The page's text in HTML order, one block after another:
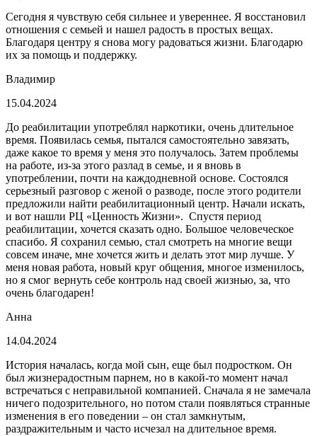
Сегодня я чувствую себя сильнее и увереннее. Я восстановил
отношения с семьей и нашел радость в простых вещах.
Благодаря центру я снова могу радоваться жизни. Благодарю
их за помощь и поддержку.
Владимир
15.04.2024
До реабилитации употреблял наркотики, очень длительное
время. Появилась семья, пытался самостоятельно завязать,
даже какое то время у меня это получалось. Затем проблемы
на работе, из-за этого разлад в семье, и я вновь в
употреблении, почти на каждодневной основе. Состоялся
серьезный разговор с женой о разводе, после этого родители
предложили найти реабилитационный центр. Начали искать,
и вот нашли РЦ «Ценность Жизни». Спустя период
реабилитации, хочется сказать одно. Большое человеческое
спасибо. Я сохранил семью, стал смотреть на многие вещи
совсем иначе, мне хочется жить и делать этот мир лучше. У
меня новая работа, новый круг общения, многое изменилось,
но я смог вернуть себе контроль над своей жизнью, за, что
очень благодарен!
Анна
14.04.2024
История началась, когда мой сын, еще был подростком. Он
был жизнерадостным парнем, но в какой-то момент начал
встречаться с неправильной компанией. Сначала я не замечала
ничего подозрительного, но потом стали появляться странные
изменения в его поведении – он стал замкнутым,
раздражительным и часто исчезал на длительное время.